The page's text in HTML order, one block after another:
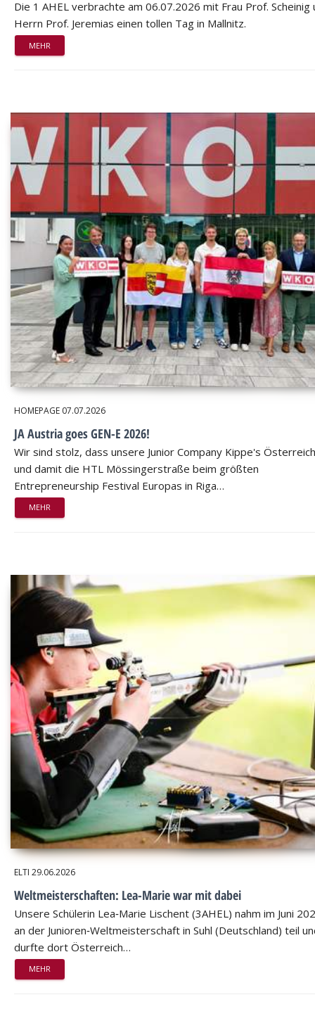
Die 1 AHEL verbrachte am 06.07.2026 mit Frau Prof. Scheinig
Herrn Prof. Jeremias einen tollen Tag in Mallnitz.
MEHR
HOMEPAGE 07.07.2026
JA Austria goes GEN-E 2026!
Wir sind stolz, dass unsere Junior Company Kippe's Österreich
und damit die HTL Mössingerstraße beim größten
Entrepreneurship Festival Europas in Riga…
MEHR
ELTI 29.06.2026
Weltmeisterschaften: Lea-Marie war mit dabei
Unsere Schülerin Lea‑Marie Lischent (3AHEL) nahm im Juni
an der Junioren‑Weltmeisterschaft in Suhl (Deutschland) teil
durfte dort Österreich…
MEHR